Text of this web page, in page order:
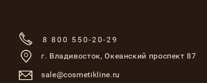
8 800 550-20-29
г. Владивосток, Океанский проспект 87
sale@cosmetikline.ru